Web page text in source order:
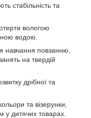
стабільність та
вологою
водою.
навчання повзанню,
на твердій
дрібної та
та візерунки,
у дитячих товарах.